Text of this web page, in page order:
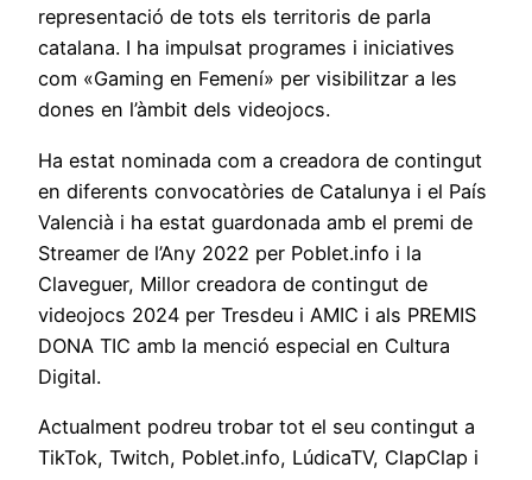
representació de tots els territoris de parla
catalana. I ha impulsat programes i iniciatives
com «Gaming en Femení» per visibilitzar a les
dones en l’àmbit dels videojocs.
Ha estat nominada com a creadora de contingut
en diferents convocatòries de Catalunya i el País
Valencià i ha estat guardonada amb el premi de
Streamer de l’Any 2022 per Poblet.info i la
Claveguer, Millor creadora de contingut de
videojocs 2024 per Tresdeu i AMIC i als PREMIS
DONA TIC amb la menció especial en Cultura
Digital.
Actualment podreu trobar tot el seu contingut a
TikTok, Twitch, Poblet.info, LúdicaTV, ClapClap i